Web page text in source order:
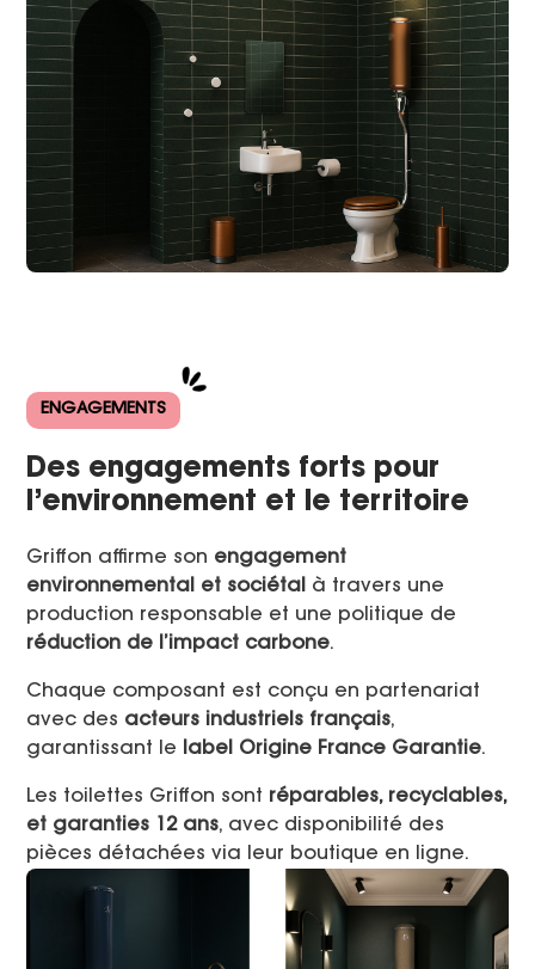
ENGAGEMENTS
Des engagements forts pour
l’environnement et le territoire
Griffon affirme son engagement
environnemental et sociétal
à travers une
production responsable et une politique de
réduction de l’impact carbone.
Chaque composant est conçu en partenariat
avec des acteurs industriels français,
garantissant le
label Origine France Garantie.
Les toilettes Griffon sont réparables, recyclables,
et garanties 12 ans, avec disponibilité des
pièces détachées via leur boutique en ligne.